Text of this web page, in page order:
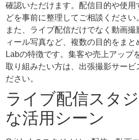
確認いただけます。配信目的や使用
どを事前に整理してご相談ください
また、ライブ配信だけでなく動画
ィール写真など、複数の目的をま
Labの特徴です。集客や売上アップ
取り組みたい方は、出張撮影サービ
ださい。
ライブ配信スタ
な活用シーン